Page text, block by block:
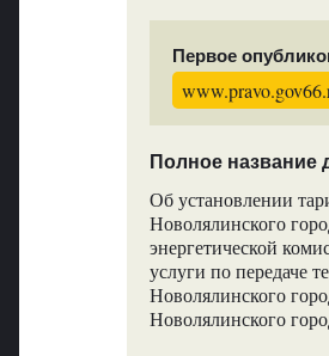
Первое
Полное название
Об установлении
Новолялинского
энергетической
услуги по передаче
Новолялинского
Новолялинского